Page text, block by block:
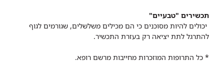
תכשירים "טבעיים"
יכולים להיות מסוכנים כי הם מכילים משלשלים, שגורמים לגוף
להתרגל לתת יציאה רק בעזרת התכשיר.
* כל התרופות המוזכרות מחייבות מרשם רופא.